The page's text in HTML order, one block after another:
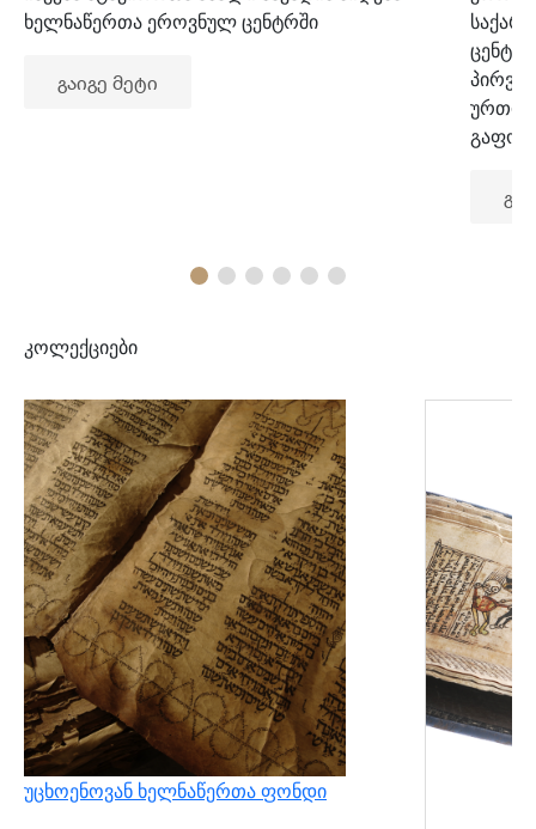
ხელნაწერთა ეროვნულ ცენტრში
გაიგე მეტი
კოლექციები
უცხოენოვან ხელნაწერთა ფონდი